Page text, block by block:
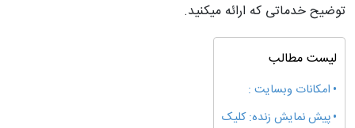
توضیح خدماتی که ارائه میکنید.
لیست مطالب
امکانات وبسایت :
پیش نمایش زنده: کلیک